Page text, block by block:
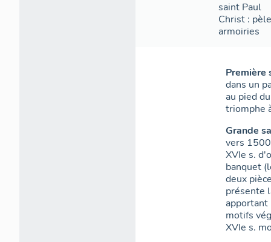
saint Paul
Christ :
armoiries
Première
dans un
au pied
triomphe
Grande
vers
XVIe s.
banquet
deux
présente
apportant
motifs
XVIe s.